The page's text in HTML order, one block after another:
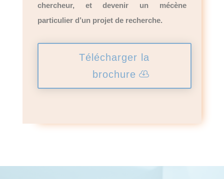
chercheur, et devenir un mécène
particulier d’un projet de recherche.
Télécharger la
brochure